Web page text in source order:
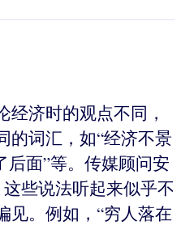
经济时的观点不同，
的词汇，如“经济不景
后面”等。传媒顾问安
些说法听起来似乎不
见。例如，“穷人落在